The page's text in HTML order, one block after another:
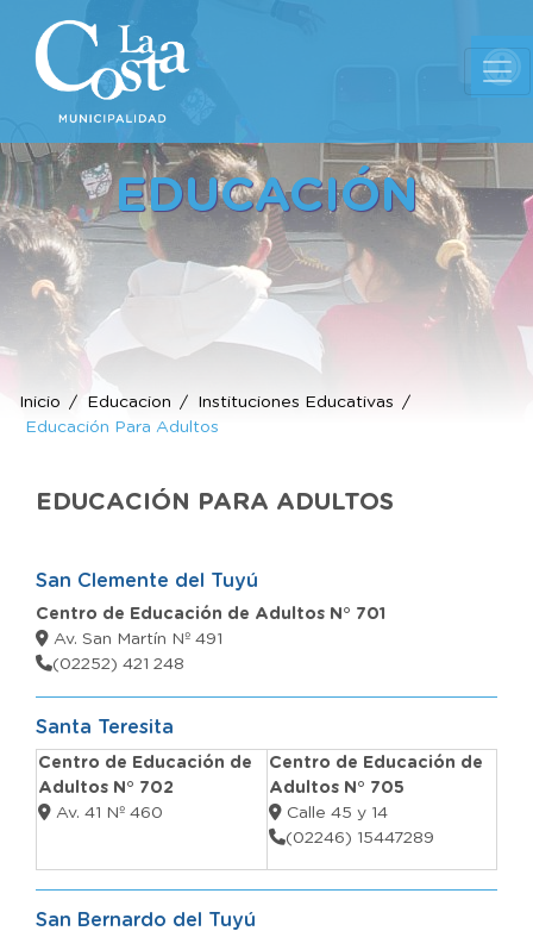
EDUCACIÓN
Inicio Educacion
Instituciones Educativas
Educación Para Adultos
EDUCACIÓN PARA ADULTOS
San Clemente del Tuyú
Centro de Educación de Adultos N° 701
Av. San Martín Nº 491
(02252) 421 248
Santa Teresita
Centro de Educación de
Adultos N° 702
Av. 41 Nº 460
Centro de Educación de
Adultos N° 705
Calle 45 y 14
(02246) 15447289
San Bernardo del Tuyú